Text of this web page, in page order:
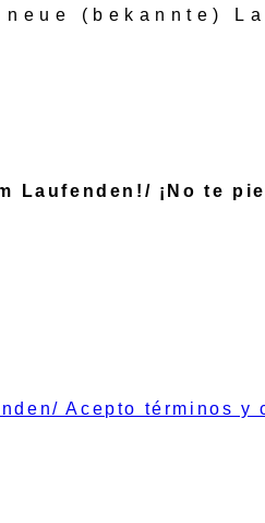
(bekannte)
¡No te
Acepto términos y